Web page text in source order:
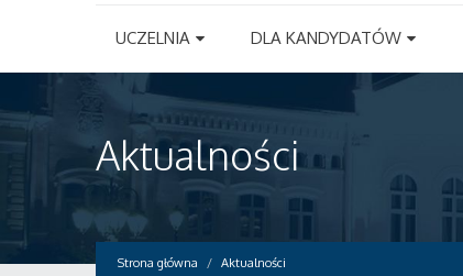
UCZELNIA DLA KANDYDATÓW
Aktualności
Strona główna Aktualności